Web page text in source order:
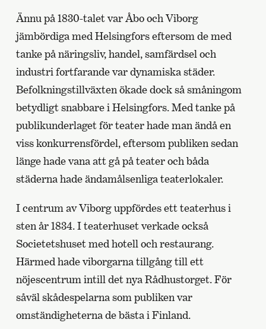
Ännu på 1830-talet var Åbo och Viborg
jämbördiga med Helsingfors eftersom de med
tanke på näringsliv, handel, samfärdsel och
industri fortfarande var dynamiska städer.
Befolkningstillväxten ökade dock så småningom
betydligt snabbare i Helsingfors. Med tanke på
publikunderlaget för teater hade man ändå en
viss konkurrensfördel, eftersom publiken sedan
länge hade vana att gå på teater och båda
städerna hade ändamålsenliga teaterlokaler.
I centrum av Viborg uppfördes ett teaterhus i
sten år 1834. I teaterhuset verkade också
Societetshuset med hotell och restaurang.
Härmed hade viborgarna tillgång till ett
nöjescentrum intill det nya Rådhustorget. För
såväl skådespelarna som publiken var
omständigheterna de bästa i Finland.